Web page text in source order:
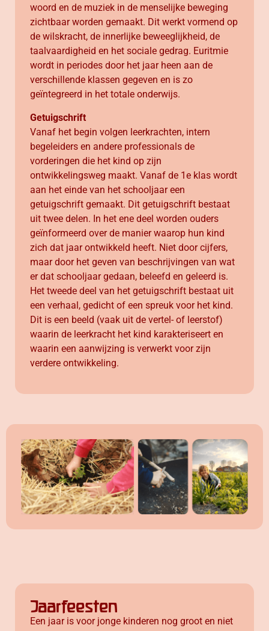
woord en de muziek in de menselijke beweging
zichtbaar worden gemaakt. Dit werkt vormend op
de wilskracht, de innerlijke beweeglijkheid, de
taalvaardigheid en het sociale gedrag. Euritmie
wordt in periodes door het jaar heen aan de
verschillende klassen gegeven en is zo
geïntegreerd in het totale onderwijs.
Getuigschrift
Vanaf het begin volgen leerkrachten, intern
begeleiders en andere professionals de
vorderingen die het kind op zijn
ontwikkelingsweg maakt. Vanaf de 1e klas wordt
aan het einde van het schooljaar een
getuigschrift gemaakt. Dit getuigschrift bestaat
uit twee delen. In het ene deel worden ouders
geïnformeerd over de manier waarop hun kind
zich dat jaar ontwikkeld heeft. Niet door cijfers,
maar door het geven van beschrijvingen van wat
er dat schooljaar gedaan, beleefd en geleerd is.
Het tweede deel van het getuigschrift bestaat uit
een verhaal, gedicht of een spreuk voor het kind.
Dit is een beeld (vaak uit de vertel- of leerstof)
waarin de leerkracht het kind karakteriseert en
waarin een aanwijzing is verwerkt voor zijn
verdere ontwikkeling.
Jaarfeesten
Een jaar is voor jonge kinderen nog groot en niet